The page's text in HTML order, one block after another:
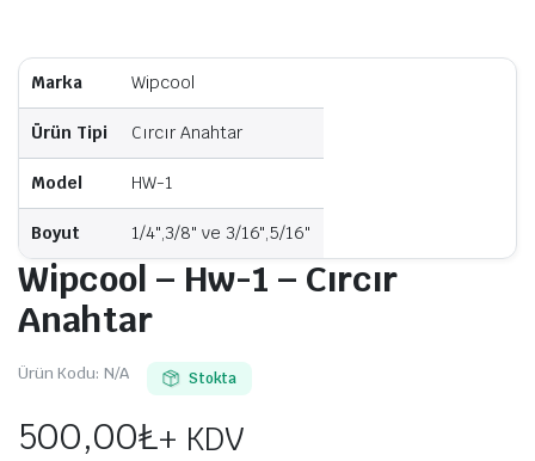
Marka Wipcool
Ürün Tipi Cırcır Anahtar
Model HW-1
Boyut 1/4",3/8" ve 3/16",5/16"
Wipcool – Hw-1 – Cırcır
Anahtar
Ürün Kodu: N/A Stokta
500,00₺+ KDV